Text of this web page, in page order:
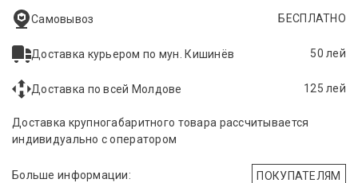
Самовывоз БЕСПЛАТНО
Доставка курьером по мун. Кишинёв 50 лей
Доставка по всей Молдове 125 лей
Доставка крупногабаритного товара рассчитывается
индивидуально с оператором
Больше информации: ПОКУПАТЕЛЯМ